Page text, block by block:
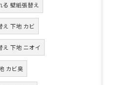
る 壁紙張替え
え 下地 カビ
え 下地 ニオイ
カビ臭